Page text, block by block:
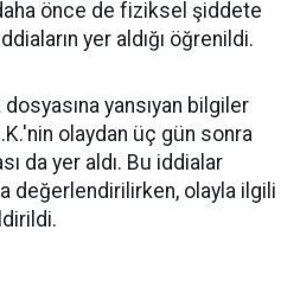
önce de fiziksel şiddete
yer aldığı öğrenildi.
yansıyan bilgiler
olaydan üç gün sonra
da yer aldı. Bu iddialar
değerlendirilirken, olayla ilgili